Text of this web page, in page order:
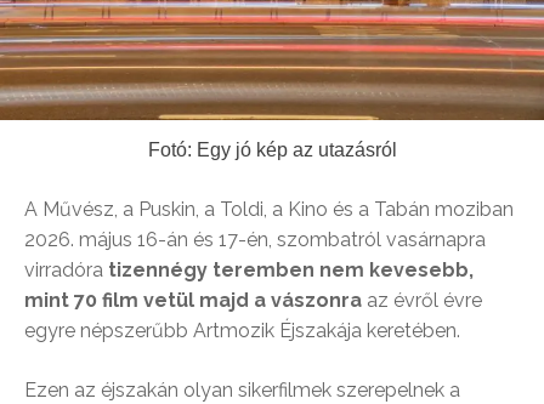
Fotó: Egy jó kép az utazásról
A Művész, a Puskin, a Toldi, a Kino és a Tabán moziban
2026. május 16-án és 17-én, szombatról vasárnapra
virradóra tizennégy teremben nem kevesebb,
mint 70 film vetül majd a vászonra az évről évre
egyre népszerűbb Artmozik Éjszakája keretében.
Ezen az éjszakán olyan sikerfilmek szerepelnek a